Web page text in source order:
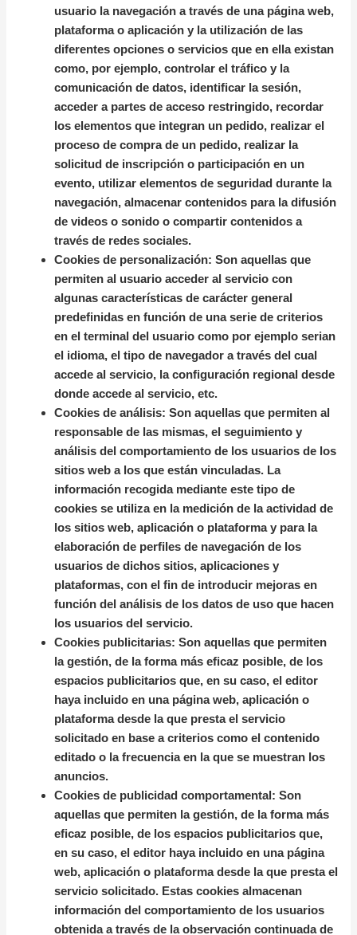
usuario la navegación a través de una página web,
plataforma o aplicación y la utilización de las
diferentes opciones o servicios que en ella existan
como, por ejemplo, controlar el tráfico y la
comunicación de datos, identificar la sesión,
acceder a partes de acceso restringido, recordar
los elementos que integran un pedido, realizar el
proceso de compra de un pedido, realizar la
solicitud de inscripción o participación en un
evento, utilizar elementos de seguridad durante la
navegación, almacenar contenidos para la difusión
de videos o sonido o compartir contenidos a
través de redes sociales.
Cookies de personalización: Son aquellas que
permiten al usuario acceder al servicio con
algunas características de carácter general
predefinidas en función de una serie de criterios
en el terminal del usuario como por ejemplo serian
el idioma, el tipo de navegador a través del cual
accede al servicio, la configuración regional desde
donde accede al servicio, etc.
Cookies de análisis: Son aquellas que permiten al
responsable de las mismas, el seguimiento y
análisis del comportamiento de los usuarios de los
sitios web a los que están vinculadas. La
información recogida mediante este tipo de
cookies se utiliza en la medición de la actividad de
los sitios web, aplicación o plataforma y para la
elaboración de perfiles de navegación de los
usuarios de dichos sitios, aplicaciones y
plataformas, con el fin de introducir mejoras en
función del análisis de los datos de uso que hacen
los usuarios del servicio.
Cookies publicitarias: Son aquellas que permiten
la gestión, de la forma más eficaz posible, de los
espacios publicitarios que, en su caso, el editor
haya incluido en una página web, aplicación o
plataforma desde la que presta el servicio
solicitado en base a criterios como el contenido
editado o la frecuencia en la que se muestran los
anuncios.
Cookies de publicidad comportamental: Son
aquellas que permiten la gestión, de la forma más
eficaz posible, de los espacios publicitarios que,
en su caso, el editor haya incluido en una página
web, aplicación o plataforma desde la que presta el
servicio solicitado. Estas cookies almacenan
información del comportamiento de los usuarios
obtenida a través de la observación continuada de